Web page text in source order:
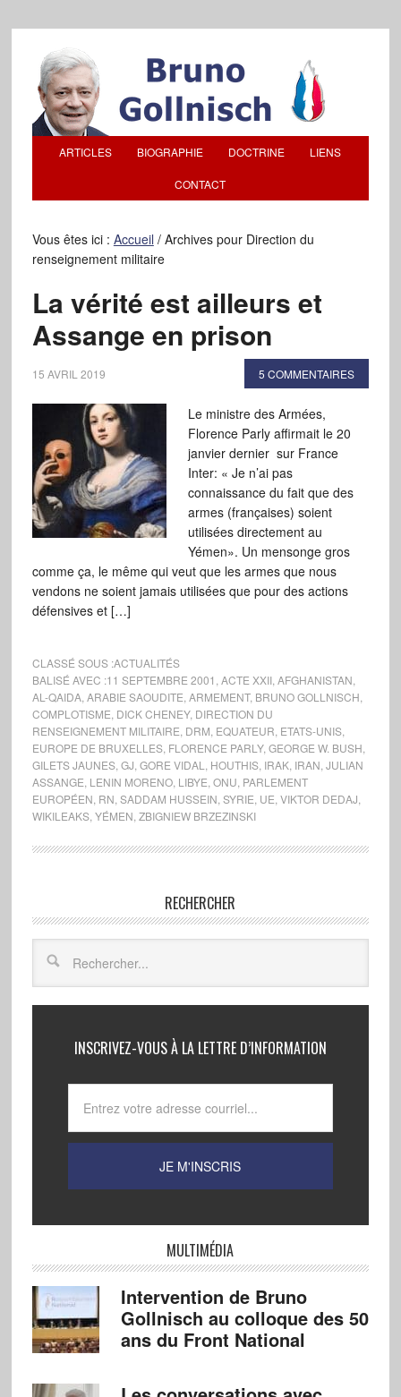
ARTICLES BIOGRAPHIE DOCTRINE LIENS
CONTACT
Vous êtes ici : Accueil /Archives pour Direction du
renseignement militaire
La vérité est ailleurs et
Assange en prison
15 AVRIL 2019 5 COMMENTAIRES
Le ministre des Armées,
Florence Parly affirmait le 20
janvier dernier sur France
Inter: « Je n’ai pas
connaissance du fait que des
armes (françaises) soient
utilisées directement au
Yémen». Un mensonge gros
comme ça, le même qui veut que les armes que nous
vendons ne soient jamais utilisées que pour des actions
défensives et […]
CLASSÉ SOUS :ACTUALITÉS
BALISÉ AVEC :11 SEPTEMBRE 2001 ACTE XXII, AFGHANISTAN
AL-QAIDA, ARABIE SAOUDITE ARMEMENT, BRUNO GOLLNISCH
COMPLOTISME DICK CHENEY, DIRECTION DU
RENSEIGNEMENT MILITAIRE DRM EQUATEUR ETATS-UNIS,
EUROPE DE BRUXELLES, FLORENCE PARLY, GEORGE W. BUSH
GILETS JAUNES, GJ GORE VIDAL HOUTHIS, IRAK, IRAN JULIAN
ASSANGE LENIN MORENO, LIBYE ONU PARLEMENT
EUROPÉEN RN SADDAM HUSSEIN SYRIE UE VIKTOR DEDAJ
WIKILEAKS, YÉMEN ZBIGNIEW BRZEZINSKI
RECHERCHER
INSCRIVEZ-VOUS À LA LETTRE D’INFORMATION
MULTIMÉDIA
Intervention de Bruno
Gollnisch au colloque des 50
ans du Front National